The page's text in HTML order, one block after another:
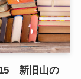
新旧山の